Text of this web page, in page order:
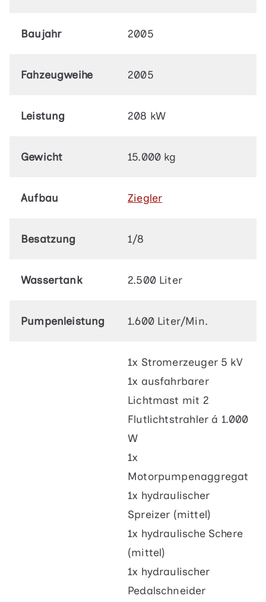
Baujahr 2005
Fahzeugweihe 2005
Leistung 208 kW
Gewicht 15.000 kg
Aufbau Ziegler
Besatzung 1/8
Wassertank 2.500 Liter
Pumpenleistung 1.600 Liter/Min.
1x Stromerzeuger 5 kV
1x ausfahrbarer
Lichtmast mit 2
Flutlichtstrahler á 1.000
W
1x
Motorpumpenaggregat
1x hydraulischer
Spreizer (mittel)
1x hydraulische Schere
(mittel)
1x hydraulischer
Pedalschneider